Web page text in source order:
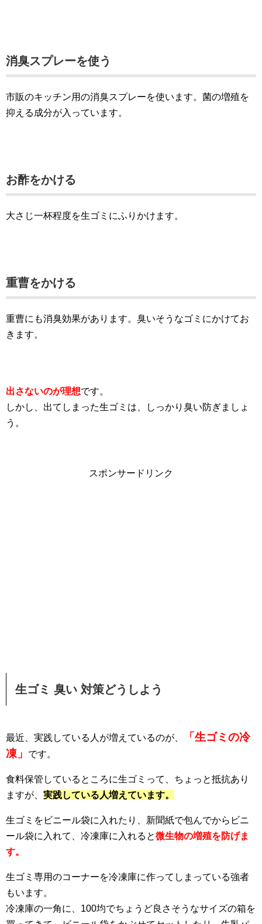
消臭スプレーを使う
市販のキッチン用の消臭スプレーを使います。菌の増殖を
抑える成分が入っています。
お酢をかける
大さじ一杯程度を生ゴミにふりかけます。
重曹をかける
重曹にも消臭効果があります。臭いそうなゴミにかけてお
きます。
出さないのが理想です。
しかし、出てしまった生ゴミは、しっかり臭い防ぎましょ
う。
スポンサードリンク
生ゴミ 臭い 対策どうしよう
最近、実践している人が増えているのが、
「生ゴミの冷
凍」
です。
食料保管しているところに生ゴミって、ちょっと抵抗あり
ますが、 実践している人増えています。
生ゴミをビニール袋に入れたり、新聞紙で包んでからビニ
ール袋に入れて、冷凍庫に入れると微生物の増殖を防げま
す。
生ゴミ専用のコーナーを冷凍庫に作ってしまっている強者
もいます。
冷凍庫の一角に、100均でちょうど良さそうなサイズの箱を